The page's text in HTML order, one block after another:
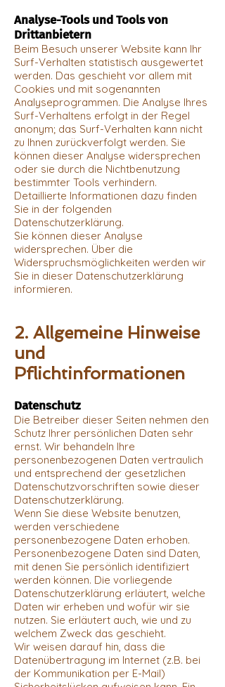
Analyse-Tools und Tools von
Drittanbietern
Beim Besuch unserer Website kann Ihr
Surf-Verhalten statistisch ausgewertet
werden. Das geschieht vor allem mit
Cookies und mit sogenannten
Analyseprogrammen. Die Analyse Ihres
Surf-Verhaltens erfolgt in der Regel
anonym; das Surf-Verhalten kann nicht
zu Ihnen zurückverfolgt werden. Sie
können dieser Analyse widersprechen
oder sie durch die Nichtbenutzung
bestimmter Tools verhindern.
Detaillierte Informationen dazu finden
Sie in der folgenden
Datenschutzerklärung.
Sie können dieser Analyse
widersprechen. Über die
Widerspruchsmöglichkeiten werden wir
Sie in dieser Datenschutzerklärung
informieren.
2. Allgemeine Hinweise
und
Pflichtinformationen
Datenschutz
Die Betreiber dieser Seiten nehmen den
Schutz Ihrer persönlichen Daten sehr
ernst. Wir behandeln Ihre
personenbezogenen Daten vertraulich
und entsprechend der gesetzlichen
Datenschutzvorschriften sowie dieser
Datenschutzerklärung.
Wenn Sie diese Website benutzen,
werden verschiedene
personenbezogene Daten erhoben.
Personenbezogene Daten sind Daten,
mit denen Sie persönlich identifiziert
werden können. Die vorliegende
Datenschutzerklärung erläutert, welche
Daten wir erheben und wofür wir sie
nutzen. Sie erläutert auch, wie und zu
welchem Zweck das geschieht.
Wir weisen darauf hin, dass die
Datenübertragung im Internet (z.B. bei
der Kommunikation per E-Mail)